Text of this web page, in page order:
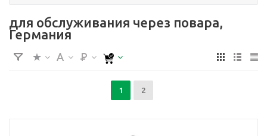
для обслуживания через повара,
Германия
1 2